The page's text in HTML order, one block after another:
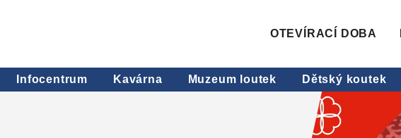
OTEVÍRACÍ DOBA
Infocentrum Kavárna Muzeum loutek Dětský koutek